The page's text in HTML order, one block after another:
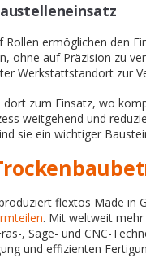
Rollen ermöglichen den
ohne auf Präzision zu
Werkstattstandort zur
zum Einsatz, wo
weitgehend und
sie ein wichtiger
flextos Made in
. Mit weltweit mehr
, Säge- und CNC-
und effizienten